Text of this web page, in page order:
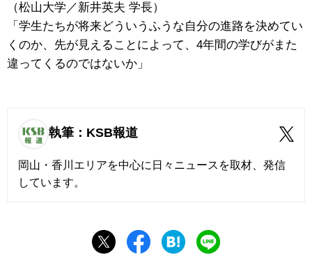
（松山大学／新井英夫 学長）
「学生たちが将来どういうふうな自分の進路を決めてい
くのか、先が見えることによって、4年間の学びがまた
違ってくるのではないか」
執筆：KSB報道
岡山・香川エリアを中心に日々ニュースを取材、発信
しています。